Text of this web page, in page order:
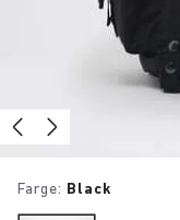
Farge: Black